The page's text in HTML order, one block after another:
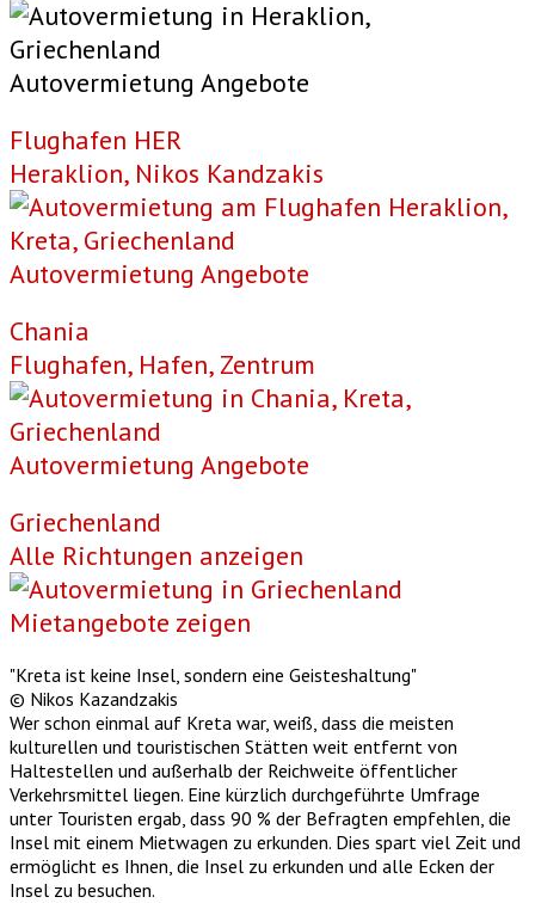
Autovermietung Angebote
Flughafen HER
Heraklion, Nikos Kandzakis
Autovermietung Angebote
Chania
Flughafen, Hafen, Zentrum
Autovermietung Angebote
Griechenland
Alle Richtungen anzeigen
Mietangebote zeigen
"Kreta ist keine Insel, sondern eine Geisteshaltung"
© Nikos Kazandzakis
Wer schon einmal auf Kreta war, weiß, dass die meisten
kulturellen und touristischen Stätten weit entfernt von
Haltestellen und außerhalb der Reichweite öffentlicher
Verkehrsmittel liegen. Eine kürzlich durchgeführte Umfrage
unter Touristen ergab, dass 90 % der Befragten empfehlen, die
Insel mit einem Mietwagen zu erkunden. Dies spart viel Zeit und
ermöglicht es Ihnen, die Insel zu erkunden und alle Ecken der
Insel zu besuchen.